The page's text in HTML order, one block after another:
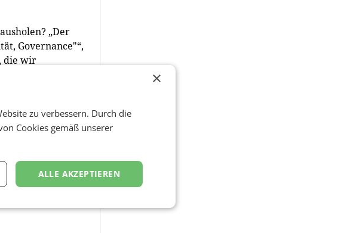
„Der
Governance"“,
die wir
platzieren:
Interviews und
Digital-Reports
Player
Annabel Köle-
×
zu verbessern. Durch die
Cookies gemäß unserer
ALLE AKZEPTIEREN